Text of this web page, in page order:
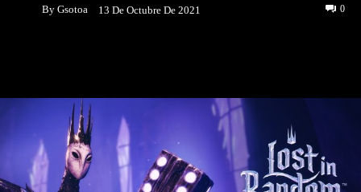
By Gsotoa 13 De Octubre De 2021 0